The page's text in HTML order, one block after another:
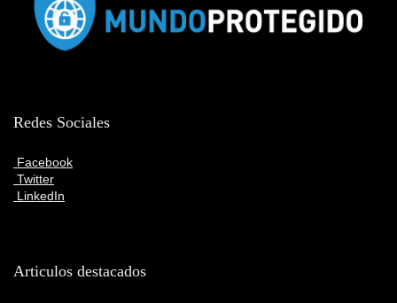
Redes Sociales
Facebook
Twitter
LinkedIn
Articulos destacados